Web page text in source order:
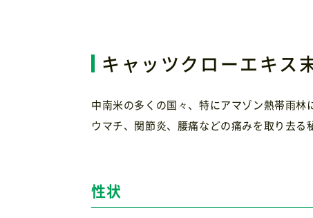
キャッツクローエキス
中南米の多くの国々、特にアマゾン熱帯雨
ウマチ、関節炎、腰痛などの痛みを取り去る
性状